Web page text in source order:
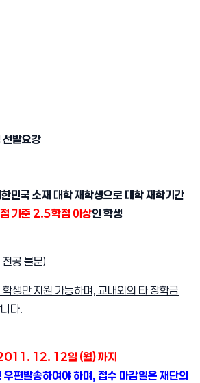
선발요강
민국 소재 대학 재학생으로 대학 재학기간
기준 2.5학점 이상인 학생
전공 불문)
생만 지원 가능하며, 교내외의 타 장학금
다.
12. 12일 (월) 까지
편발송하여야 하며, 접수 마감일은 재단의